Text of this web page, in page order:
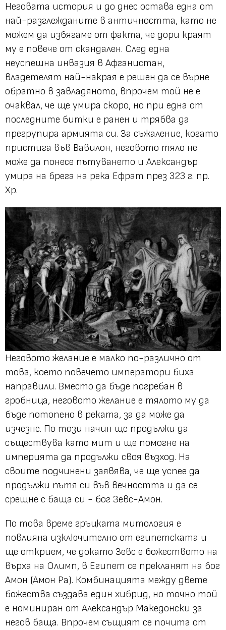
Неговата история и до днес остава една от
най-разглежданите в античността, като не
можем да избягаме от факта, че дори краят
му е повече от скандален. След една
неуспешна инвазия в Афганистан,
владетелят най-накрая е решен да се върне
обратно в завладяното, впрочем той не е
очаквал, че ще умира скоро, но при една от
последните битки е ранен и трябва да
прегрупира армията си. За съжаление, когато
пристига във Вавилон, неговото тяло не
може да понесе пътуването и Александър
умира на брега на река Ефрат през 323 г. пр.
Хр.
Неговото желание е малко по-различно от
това, което повечето императори биха
направили. Вместо да бъде погребан в
гробница, неговото желание е тялото му да
бъде потопено в реката, за да може да
изчезне. По този начин ще продължи да
съществува като мит и ще помогне на
империята да продължи своя възход. На
своите подчинени заявява, че ще успее да
продължи пътя си във вечността и да се
срещне с баща си - бог Зевс-Амон.
По това време гръцката митология е
повлияна изключително от египетската и
ще открием, че докато Зевс е божеството на
върха на Олимп, в Египет се прекланят на бог
Амон (Амон Ра). Комбинацията между двете
божества създава един хибрид, но точно той
е номиниран от Александър Македонски за
негов баща. Впрочем същият се почита от